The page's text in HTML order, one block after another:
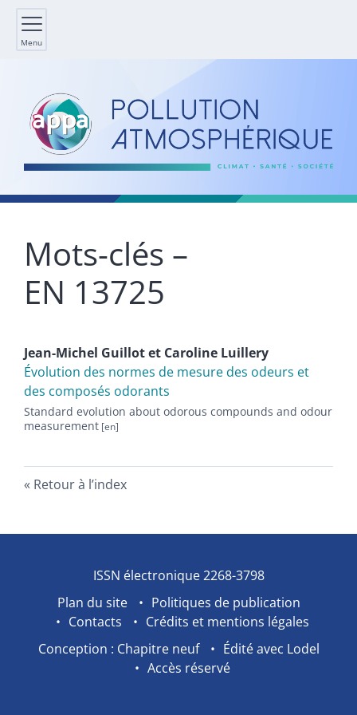
Menu
Mots-clés –
EN 13725
Jean-Michel Guillotet Caroline Luillery
Évolution des normes de mesure des odeurs et
des composés odorants
Standard evolution about odorous compounds and odour
measurement
Retour à l’index
ISSN électronique 2268-3798
Plan du site
Politiques de publication
Contacts
Crédits et mentions légales
Conception : Chapitre neuf
Édité avec Lodel
Accès réservé